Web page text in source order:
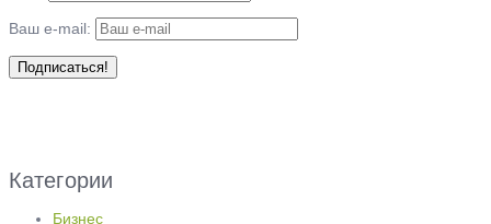
Ваш e-mail:
Категории
Бизнес